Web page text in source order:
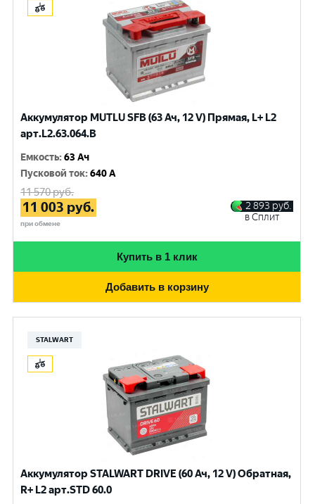
Аккумулятор MUTLU SFB (63 Ач, 12 V) Прямая, L+ L2
арт.L2.63.064.B
Емкость:63 Ач
Пусковой ток:640 A
11 570руб.
11 003 руб.
при обмене
2 893 руб.
в Сплит
Купить в 1 клик
Добавить в корзину
STALWART
Аккумулятор STALWART DRIVE (60 Ач, 12 V) Обратная,
R+ L2 арт.STD 60.0